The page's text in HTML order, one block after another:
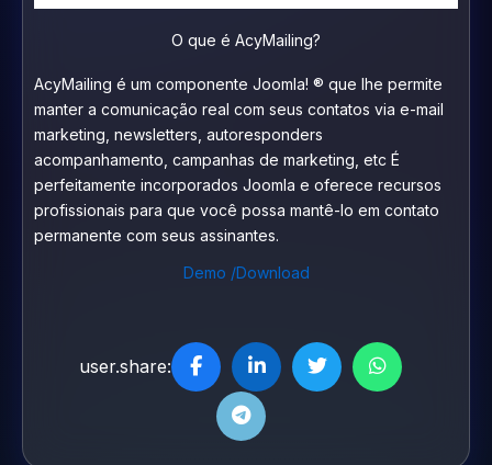
O que é AcyMailing?
AcyMailing é um componente Joomla! ® que lhe permite
manter a comunicação real com seus contatos via e-mail
marketing, newsletters, autoresponders
acompanhamento, campanhas de marketing, etc É
perfeitamente incorporados Joomla e oferece recursos
profissionais para que você possa mantê-lo em contato
permanente com seus assinantes.
Demo /Download
user.share: